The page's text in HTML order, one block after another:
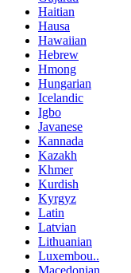
Haitian
Hausa
Hawaiian
Hebrew
Hmong
Hungarian
Icelandic
Igbo
Javanese
Kannada
Kazakh
Khmer
Kurdish
Kyrgyz
Latin
Latvian
Lithuanian
Luxembou..
Macedonian